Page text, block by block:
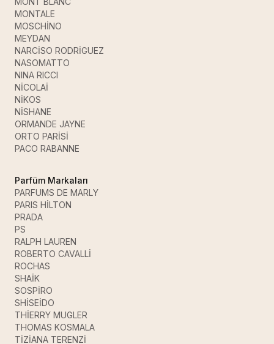
MONTALE
MOSCHİNO
MEYDAN
NARCİSO RODRİGUEZ
NASOMATTO
NINA RICCI
NİCOLAİ
NİKOS
NİSHANE
ORMANDE JAYNE
ORTO PARİSİ
PACO RABANNE
Parfüm Markaları
PARFUMS DE MARLY
PARIS HİLTON
PRADA
PS
RALPH LAUREN
ROBERTO CAVALLİ
ROCHAS
SHAİK
SOSPİRO
SHİSEİDO
THİERRY MUGLER
THOMAS KOSMALA
TİZİANA TERENZİ